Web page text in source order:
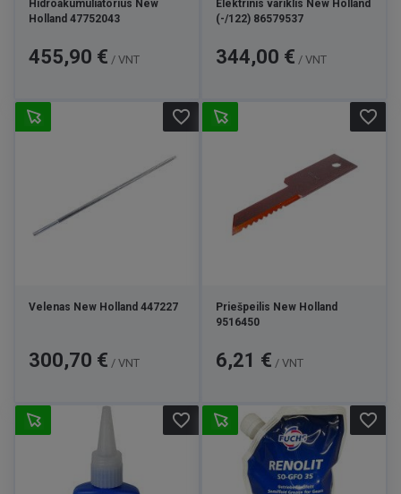
Hidroakumuliatorius New
Holland 47752043
Kaina
455,90 € / VNT
Elektrinis variklis New Holland
(-/122) 86579537
Kaina
344,00 € / VNT
Velenas New Holland 447227
Kaina
300,70 € / VNT
favorite_border
Priešpeilis New Holland
9516450
Kaina
6,21 € / VNT
favorite_border
favorite_border favorite_border